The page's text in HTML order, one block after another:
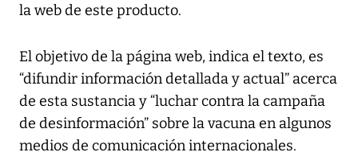
la web de este producto.
El objetivo de la página web, indica el texto, es
“difundir información detallada y actual” acerca
de esta sustancia y “luchar contra la campaña
de desinformación” sobre la vacuna en algunos
medios de comunicación internacionales.